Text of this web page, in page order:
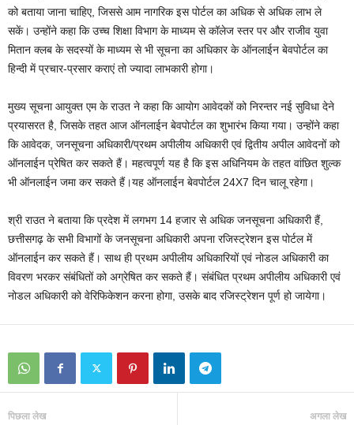
को बताया जाना चाहिए, जिससे आम नागरिक इस पोर्टल का अधिक से अधिक लाभ ले
सकें। उन्होंने कहा कि उच्च शिक्षा विभाग के माध्यम से कॉलेज स्तर पर और राजीव युवा
मितान क्लब के सदस्यों के माध्यम से भी सूचना का अधिकार के ऑनलाईन बेवपोर्टल का
हिन्दी में प्रचार-प्रसार कराएं तो ज्यादा लाभकारी होगा।
मुख्य सूचना आयुक्त एम के राउत ने कहा कि आयोग आवेदकों को निरन्तर नई सुविधा देने
प्रयासरत है, जिसके तहत आज ऑनलाईन बेवपोर्टल का शुभारंभ किया गया। उन्होंने कहा
कि आवेदक, जनसूचना अधिकारी/प्रथम अपीलीय अधिकारी एवं द्वितीय अपील आवेदनों को
ऑनलाईन प्रेषित कर सकते हैं। महत्वपूर्ण यह है कि इस अधिनियम के तहत वांछित शुल्क
भी ऑनलाईन जमा कर सकते हैं।यह ऑनलाईन बेवपोर्टल 24X7 दिन चालू रहेगा।
श्री राउत ने बताया कि प्रदेश में लगभग 14 हजार से अधिक जनसूचना अधिकारी हैं,
छत्तीसगढ़ के सभी विभागों के जनसूचना अधिकारी अपना रजिस्ट्रेशन इस पोर्टल में
ऑनलाईन कर सकते हैं। साथ ही प्रथम अपीलीय अधिकारियों एवं नोडल अधिकारी का
विवरण भरकर संबंधितों को अग्रेषित कर सकते हैं। संबंधित प्रथम अपीलीय अधिकारी एवं
नोडल अधिकारी को वेरिफिकेशन करना होगा, उसके बाद रजिस्ट्रेशन पूर्ण हो जायेगा।
पिछला लेख अगला लेख